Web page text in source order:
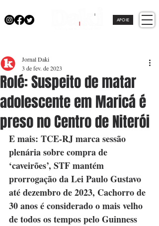
APOIE
Rolé: Suspeito de matar
adolescente em Maricá é
preso no Centro de Niterói
Jornal Daki
3 de fev. de 2023
E mais: TCE-RJ marca sessão
plenária sobre compra de
‘caveirões’, STF mantém
prorrogação da Lei Paulo Gustavo
até dezembro de 2023, Cachorro de
30 anos é considerado o mais velho
de todos os tempos pelo Guinness